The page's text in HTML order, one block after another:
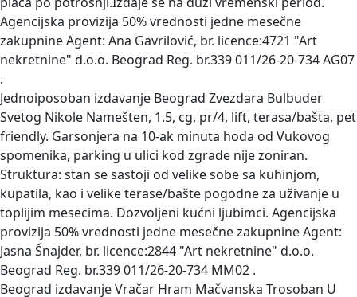
Agencijska provizija 50% vrednosti jedne mesečne
zakupnine Agent: Ana Gavrilović, br. licence:4721 "Art
nekretnine" d.o.o. Beograd Reg. br.339 011/26-20-734 AG07
.
Jednoiposoban izdavanje Beograd Zvezdara Bulbuder
Svetog Nikole Namešten, 1.5, cg, pr/4, lift, terasa/bašta, pet
friendly. Garsonjera na 10-ak minuta hoda od Vukovog
spomenika, parking u ulici kod zgrade nije zoniran.
Struktura: stan se sastoji od velike sobe sa kuhinjom,
kupatila, kao i velike terase/bašte pogodne za uživanje u
toplijim mesecima. Dozvoljeni kućni ljubimci. Agencijska
provizija 50% vrednosti jedne mesečne zakupnine Agent:
Jasna Šnajder, br. licence:2844 "Art nekretnine" d.o.o.
Beograd Reg. br.339 011/26-20-734 MM02 .
Beograd izdavanje Vračar Hram Mačvanska Trosoban U